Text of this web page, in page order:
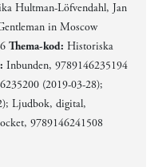
Hultman-Löfvendahl, Jan
in Moscow
Thema-kod: Historiska
Inbunden, 9789146235194
(2019-03-28);
Ljudbok, digital,
9789146241508